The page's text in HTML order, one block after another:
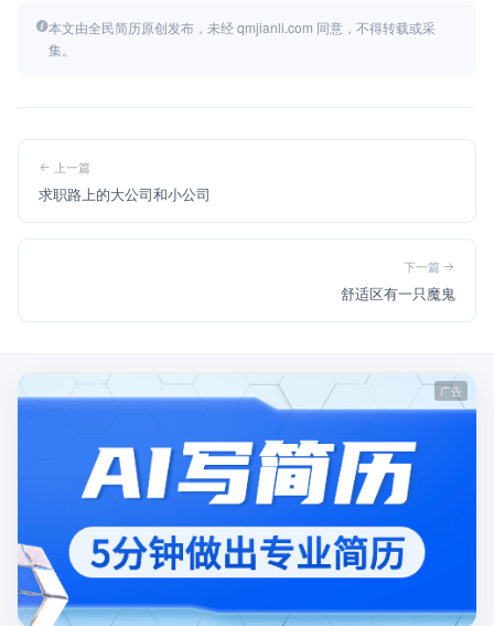
本文由全民简历原创发布，未经 qmjianli.com 同意，不得转载或采
集。
上一篇
求职路上的大公司和小公司
下一篇
舒适区有一只魔鬼